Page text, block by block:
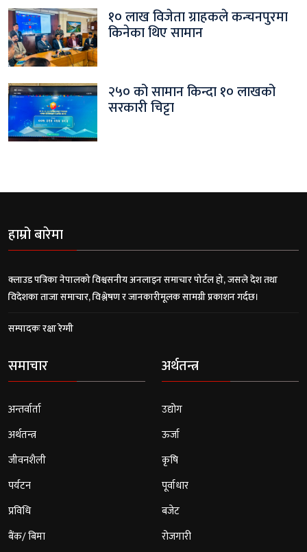
१० लाख विजेता ग्राहकले कन्चनपुरमा
किनेका थिए सामान
२५० को सामान किन्दा १० लाखको
सरकारी चिट्टा
हाम्रो बारेमा
क्लाउड पत्रिका नेपालको विश्वसनीय अनलाइन समाचार पोर्टल हो, जसले देश तथा
विदेशका ताजा समाचार, विश्लेषण र जानकारीमूलक सामग्री प्रकाशन गर्दछ।
सम्पादकः रक्षा रेग्मी
समाचार
अन्तर्वार्ता
अर्थतन्त्र
जीवनशैली
पर्यटन
प्रविधि
बैंक/ बिमा
अर्थतन्त्र
उद्योग
ऊर्जा
कृषि
पूर्वाधार
बजेट
रोजगारी